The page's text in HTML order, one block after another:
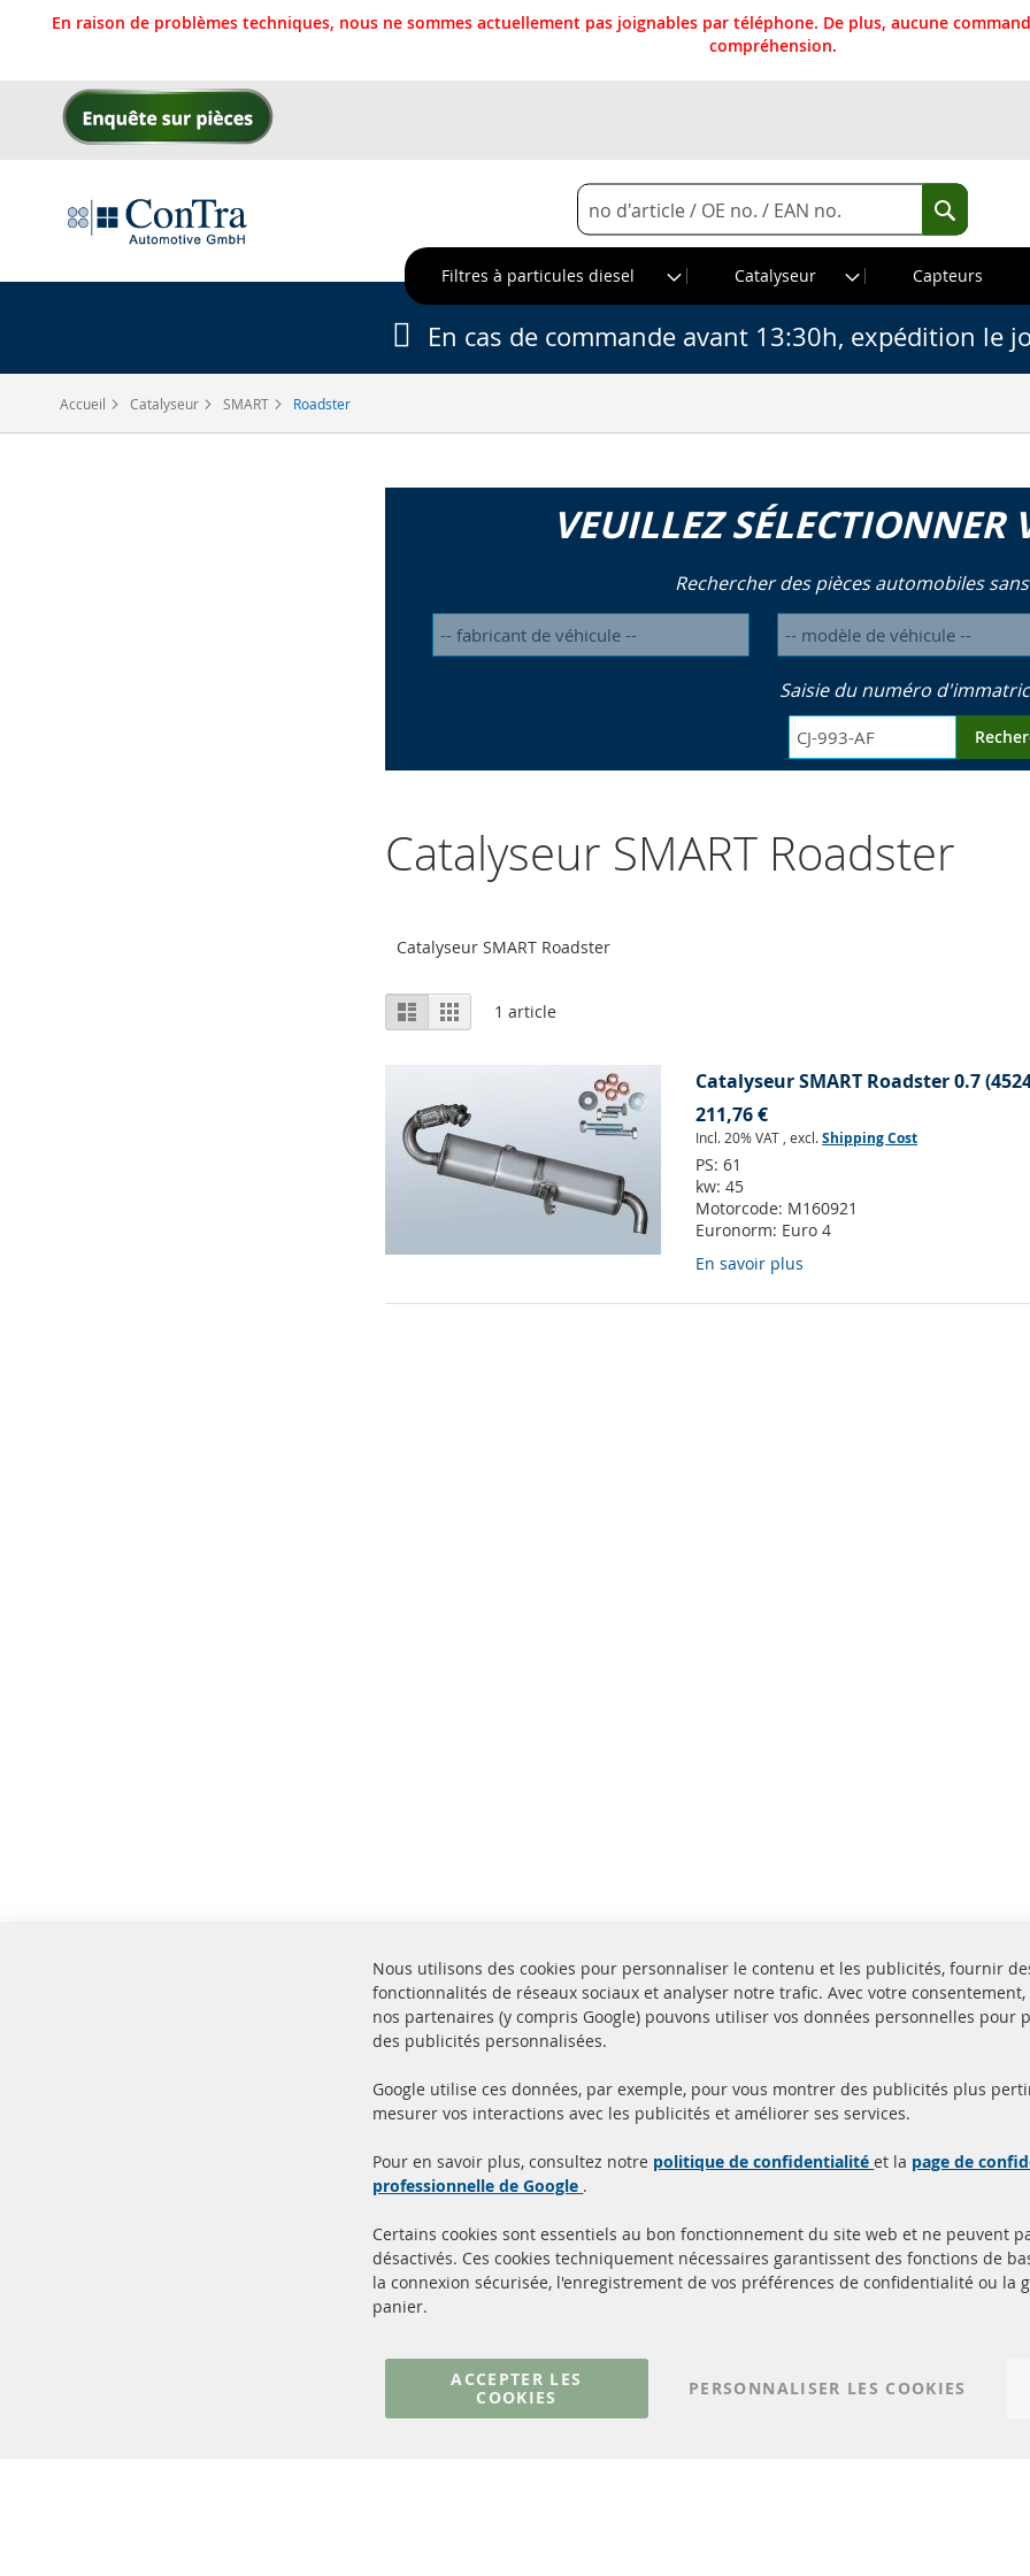
En raison de problèmes techniques, nous ne sommes actuellement pas joignables par téléphone. De plus, aucune
compréhension.
Allez
Rechercher
Rechercher
Filtres à particules diesel
Catalyseur Capteurs
Accueil Catalyseur SMART Roadster
En cas de commande avant 13:30h, expédition le
VEUILLEZ SÉLECTIONNER
Rechercher des pièces automobiles
Saisie du numéro
Catalyseur SMART Roadster
Catalyseur SMART Roadster
Afficher
en
Liste Grille1 article
Catalyseur SMART Roadster 0.7
211,76 €
Incl. 20% VAT ,excl.Shipping Cost
PS:61
kw:45
Motorcode: M160921
Euronorm: Euro 4
En savoir plus
Livraison en 24 heures
Produits en stock
Toutes les pièces sont
homologuées avec la
d'homologation e
Quick Links
Filtres à particules diesel (FPD)
Matériel de montage
Service Clients
à propos de nous
Résilier le contrat
Nous utilisons des cookies pour personnaliser le contenu et les publicités, fournir
fonctionnalités de réseaux sociaux et analyser notre trafic. Avec votre
nos partenaires (y compris Google) pouvons utiliser vos données personnelles pour
des publicités personnalisées.
Google utilise ces données, par exemple, pour vous montrer des publicités plus
mesurer vos interactions avec les publicités et améliorer ses services.
Pour en savoir plus, consultez notre politique de confidentialitéet la page de
professionnelle de Google .
Certains cookies sont essentiels au bon fonctionnement du site web et ne peuvent
désactivés. Ces cookies techniquement nécessaires garantissent des fonctions de
la connexion sécurisée, l'enregistrement de vos préférences de confidentialité ou la
panier.
ACCEPTER LES
COOKIES
PERSONNALISER LES COOKIES